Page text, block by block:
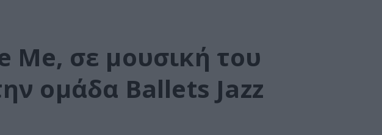
Me, σε μουσική του
ομάδα Ballets Jazz